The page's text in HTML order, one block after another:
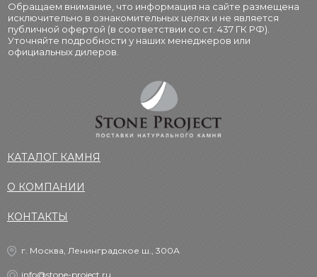
Обращаем внимание, что информация на сайте размещена
исключительно в ознакомительных целях и не является
публичной офертой (в соответствии со ст. 437 ГК РФ).
Уточняйте подробности у наших менеджеров или
официальных дилеров.
КАТАЛОГ КАМНЯ
О КОМПАНИИ
КОНТАКТЫ
г. Москва, Ленинградское ш., 300А
info@stone-project.ru